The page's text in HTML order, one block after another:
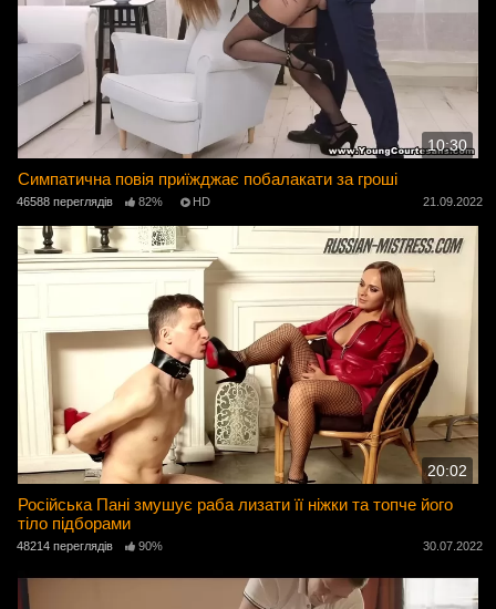
10:30
Симпатична повія приїжджає побалакати за гроші
46588 переглядів 82% HD 21.09.2022
20:02
Російська Пані змушує раба лизати її ніжки та топче його
тіло підборами
48214 переглядів 90% 30.07.2022